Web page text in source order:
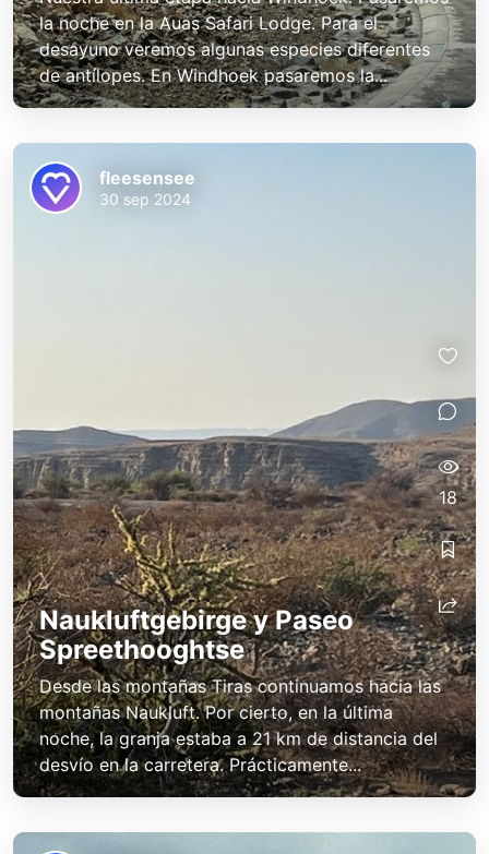
la noche en la Auas Safari Lodge. Para el
desayuno veremos algunas especies diferentes
de antílopes. En Windhoek pasaremos la...
Naukluftgebirge y Paseo
Spreethooghtse
Desde las montañas Tiras continuamos hacia las
montañas Naukluft. Por cierto, en la última
noche, la granja estaba a 21 km de distancia del
desvío en la carretera. Prácticamente...
fleesensee
30 sep 2024
18